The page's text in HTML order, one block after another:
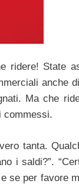
ridere! State
anche
Ma che
commessi.
tanta.
i saldi?”.
se per favore